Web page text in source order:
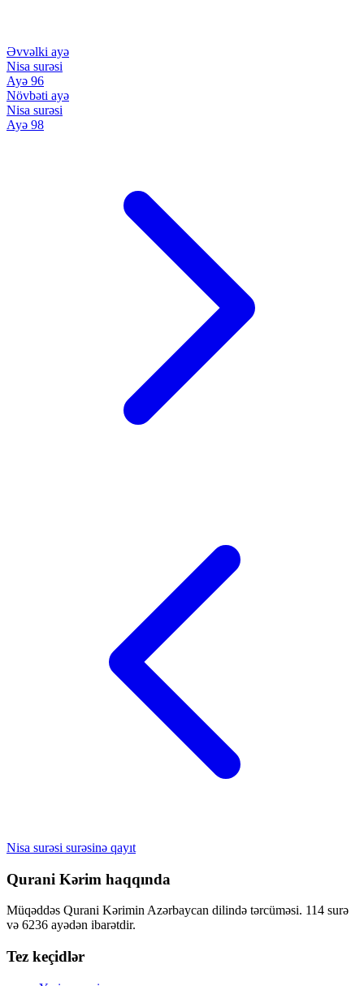
Əvvəlki ayə
Nisa surəsi
Ayə 96
Növbəti ayə
Nisa surəsi
Ayə 98
Nisa surəsi surəsinə qayıt
Qurani Kərim haqqında
Müqəddəs Qurani Kərimin Azərbaycan dilində tərcüməsi. 114 surə
və 6236 ayədən ibarətdir.
Tez keçidlər